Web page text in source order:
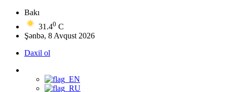
Bakı
31.40 C
Şənbə, 8 Avqust 2026
Daxil ol